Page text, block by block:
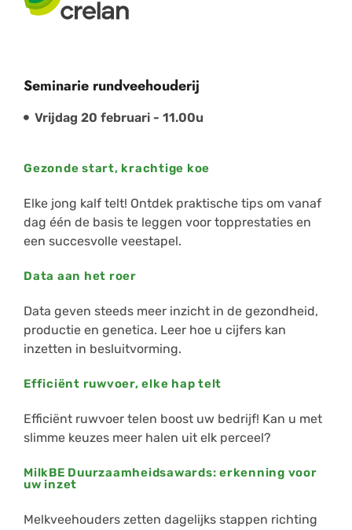
Seminarie rundveehouderij
Vrijdag 20 februari - 11.00u
Gezonde start, krachtige koe
Elke jong kalf telt! Ontdek praktische tips om vanaf
dag één de basis te leggen voor topprestaties en
een succesvolle veestapel.
Data aan het roer
Data geven steeds meer inzicht in de gezondheid,
productie en genetica. Leer hoe u cijfers kan
inzetten in besluitvorming.
Efficiënt ruwvoer, elke hap telt
Efficiënt ruwvoer telen boost uw bedrijf! Kan u met
slimme keuzes meer halen uit elk perceel?
MilkBE Duurzaamheidsawards: erkenning voor
uw inzet
Melkveehouders zetten dagelijks stappen richting